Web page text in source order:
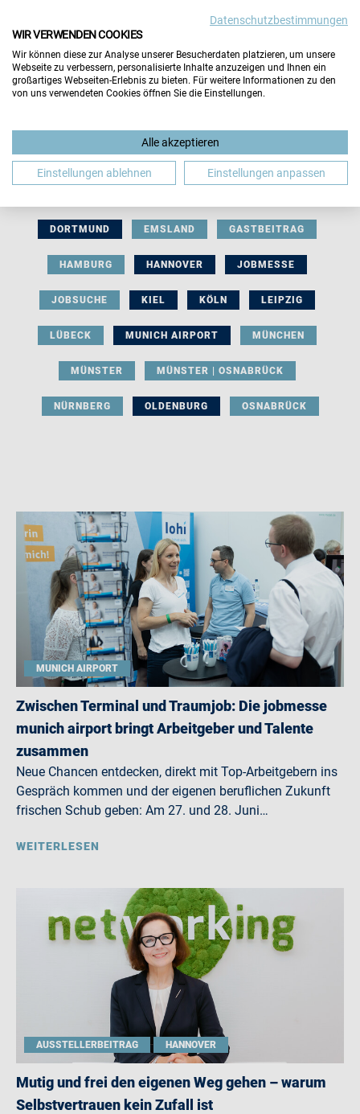
BERUFLICHE ORIENTIERUNG BEWERBUNG
DORTMUND EMSLAND GASTBEITRAG
HAMBURG HANNOVER JOBMESSE
JOBSUCHE KIEL KÖLN LEIPZIG
LÜBECK MUNICH AIRPORT MÜNCHEN
MÜNSTER MÜNSTER | OSNABRÜCK
NÜRNBERG OLDENBURG OSNABRÜCK
MUNICH AIRPORT
Zwischen Terminal und Traumjob: Die jobmesse
munich airport bringt Arbeitgeber und Talente
zusammen
Neue Chancen entdecken, direkt mit Top-Arbeitgebern ins
Gespräch kommen und der eigenen beruflichen Zukunft
frischen Schub geben: Am 27. und 28. Juni…
WEITERLESEN
AUSSTELLERBEITRAG HANNOVER
Mutig und frei den eigenen Weg gehen – warum
Selbstvertrauen kein Zufall ist
Datenschutzbestimmungen
WIR VERWENDEN COOKIES
Wir können diese zur Analyse unserer Besucherdaten platzieren, um unsere
Webseite zu verbessern, personalisierte Inhalte anzuzeigen und Ihnen ein
großartiges Webseiten-Erlebnis zu bieten. Für weitere Informationen zu den
von uns verwendeten Cookies öffnen Sie die Einstellungen.
Alle akzeptieren
Einstellungen ablehnen Einstellungen anpassen